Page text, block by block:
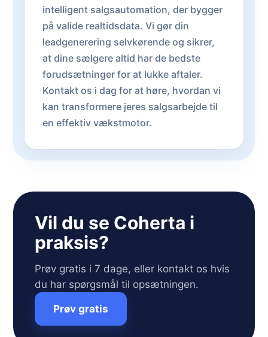
intelligent salgsautomation, der bygger
på valide realtidsdata. Vi gør din
leadgenerering selvkørende og sikrer,
at dine sælgere altid har de bedste
forudsætninger for at lukke aftaler.
Kontakt os i dag for at høre, hvordan vi
kan transformere jeres salgsarbejde til
en effektiv vækstmotor.
Vil du se Coherta i
praksis?
Prøv gratis i 7 dage, eller kontakt os hvis
du har spørgsmål til opsætningen.
Prøv gratis